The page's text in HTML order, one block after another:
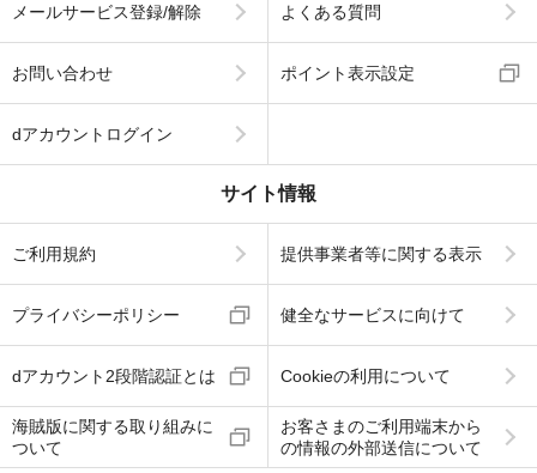
メールサービス登録/解除 よくある質問
お問い合わせ ポイント表示設定
dアカウントログイン
サイト情報
ご利用規約 提供事業者等に関する表示
プライバシーポリシー 健全なサービスに向けて
dアカウント2段階認証とは Cookieの利用について
海賊版に関する取り組みに
ついて
お客さまのご利用端末から
の情報の外部送信について